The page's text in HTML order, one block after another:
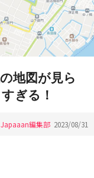
地図が見ら
ぎる！
Japaaan編集部 2023/08/31